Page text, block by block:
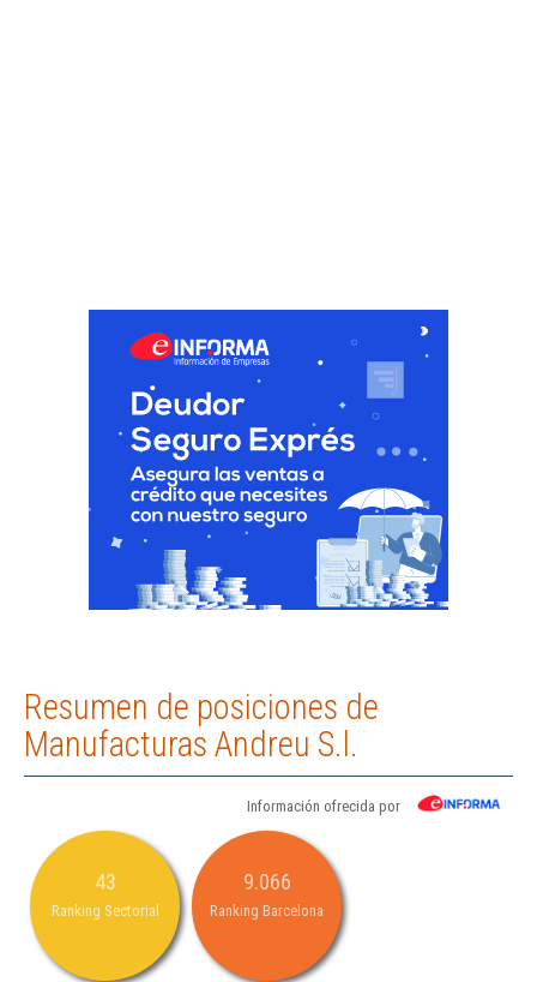
Resumen de posiciones de
Manufacturas Andreu S.l.
Información ofrecida por
43
Ranking Sectorial
9.066
Ranking Barcelona